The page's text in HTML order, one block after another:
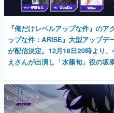
電ファミニコゲーマーとは？
運営：株式会社マレ
『俺だけレベルアップな件』の
ップな件：ARISE』大型アップデ
が配信決定。12月18日20時より
えさんが出演し「水篠旬」役の坂